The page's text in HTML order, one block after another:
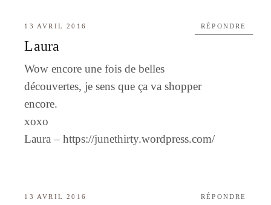
13 AVRIL 2016
Laura
Wow encore une fois de belles
découvertes, je sens que ça va shopper
encore.
xoxo
Laura –https://junethirty.wordpress.com/
RÉPONDRE
13 AVRIL 2016 RÉPONDRE